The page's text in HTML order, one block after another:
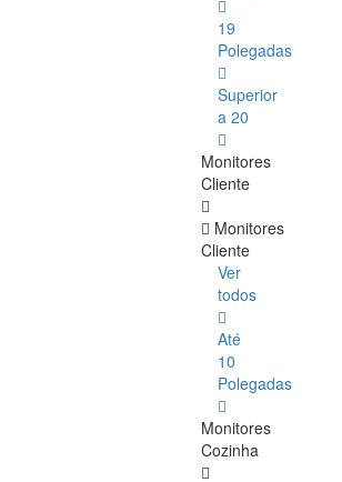
19
Polegadas
Superior
a 20
Monitores
Cliente
Monitores
Cliente
Ver
todos
Até
10
Polegadas
Monitores
Cozinha